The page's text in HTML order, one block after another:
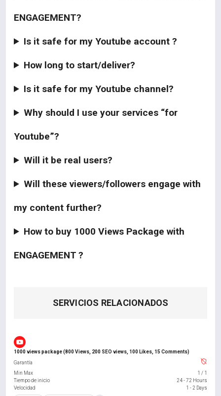
ENGAGEMENT?
Is it safe for my Youtube account ?
How long to start/deliver?
Is it safe for my Youtube channel?
Why should I use your services “for
Youtube”?
Will it be real users?
Will these viewers/followers engage with
my content further?
How to buy 1000 Views Package with
ENGAGEMENT ?
SERVICIOS RELACIONADOS
1000 views package (800 Views, 200 SEO views, 100 Likes, 15 Comments)
Garantía
Min Max
1 / 1
Tiempo de inicio
24 - 72 Hours
Velocidad
1 - 2 Days